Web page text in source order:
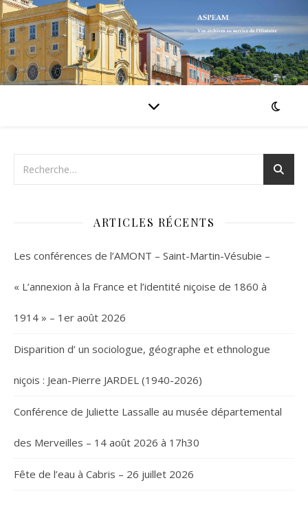
ARTICLES RÉCENTS
Les conférences de l’AMONT – Saint-Martin-Vésubie –
« L’annexion à la France et l’identité niçoise de 1860 à
1914 » – 1er août 2026
Disparition d’ un sociologue, géographe et ethnologue
niçois : Jean-Pierre JARDEL (1940-2026)
Conférence de Juliette Lassalle au musée départemental
des Merveilles – 14 août 2026 à 17h30
Fête de l’eau à Cabris – 26 juillet 2026